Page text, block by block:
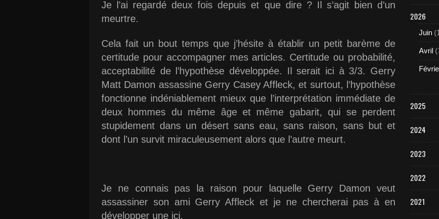
Je l’ai regardé deux fois depuis et que dire ? Il s’agit bien d’un
meurtre.
Cela fait un bout temps que j’hésite à établir un petit barème de
certitude pour accompagner mes articles. Certitude ou probabilité,
acceptabilité de l’hypothèse développée. Il serait ici à 3/3. Gerry
Matt Damon assassine Gerry Casey Affleck, et surtout, l’hypothèse
fonctionne indéniablement mieux que l’interprétation immédiate de
deux hommes du même âge et même gabarit, qui se perdent
stupidement dans un désert sans eau, sans raison, sans but et
dont l’un survit miraculeusement alors que l’autre meurt.
Je ne connais pas la raison pour laquelle Gerry Damon veut
assassiner son ami Gerry Affleck et je ne chercherai pas à en
développer une ici.
2026
Juin
Avril
2025
2024
2023
2022
2021